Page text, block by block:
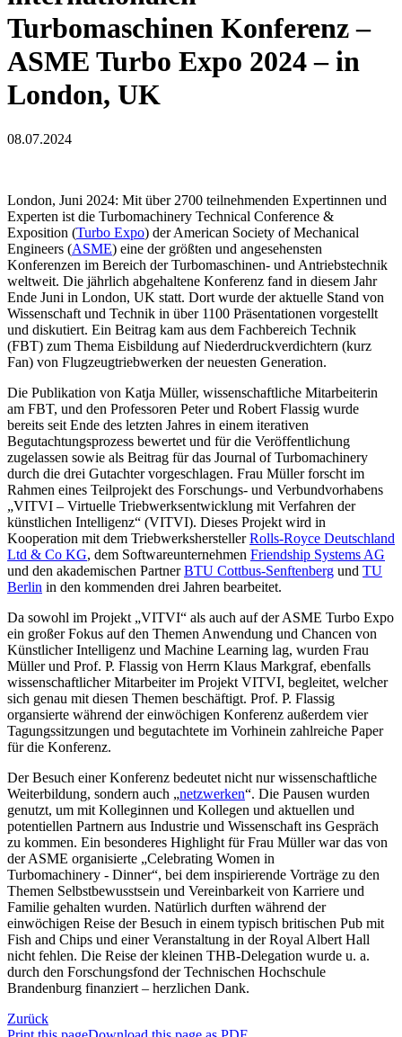
Turbomaschinen Konferenz –
ASME Turbo Expo 2024 – in
London, UK
08.07.2024
London, Juni 2024: Mit über 2700 teilnehmenden Expertinnen und
Experten ist die Turbomachinery Technical Conference &
Exposition (Turbo Expo) der American Society of Mechanical
Engineers (ASME) eine der größten und angesehensten
Konferenzen im Bereich der Turbomaschinen- und Antriebstechnik
weltweit. Die jährlich abgehaltene Konferenz fand in diesem Jahr
Ende Juni in London, UK statt. Dort wurde der aktuelle Stand von
Wissenschaft und Technik in über 1100 Präsentationen vorgestellt
und diskutiert. Ein Beitrag kam aus dem Fachbereich Technik
(FBT) zum Thema Eisbildung auf Niederdruckverdichtern (kurz
Fan) von Flugzeugtriebwerken der neuesten Generation.
Die Publikation von Katja Müller, wissenschaftliche Mitarbeiterin
am FBT, und den Professoren Peter und Robert Flassig wurde
bereits seit Ende des letzten Jahres in einem iterativen
Begutachtungsprozess bewertet und für die Veröffentlichung
zugelassen sowie als Beitrag für das Journal of Turbomachinery
durch die drei Gutachter vorgeschlagen. Frau Müller forscht im
Rahmen eines Teilprojekt des Forschungs- und Verbundvorhabens
„VITVI – Virtuelle Triebwerksentwicklung mit Verfahren der
künstlichen Intelligenz“ (VITVI). Dieses Projekt wird in
Kooperation mit dem TriebwerksherstellerRolls-Royce Deutschland
Ltd & Co KG, dem Softwareunternehmen Friendship Systems AG
und den akademischen PartnerBTU Cottbus-Senftenberg und TU
Berlin in den kommenden drei Jahren bearbeitet.
Da sowohl im Projekt „VITVI“ als auch auf der ASME Turbo Expo
ein großer Fokus auf den Themen Anwendung und Chancen von
Künstlicher Intelligenz und Machine Learning lag, wurden Frau
Müller und Prof. P. Flassig von Herrn Klaus Markgraf, ebenfalls
wissenschaftlicher Mitarbeiter im Projekt VITVI, begleitet, welcher
sich genau mit diesen Themen beschäftigt. Prof. P. Flassig
organsierte während der einwöchigen Konferenz außerdem vier
Tagungssitzungen und begutachtete im Vorhinein zahlreiche Paper
für die Konferenz.
Der Besuch einer Konferenz bedeutet nicht nur wissenschaftliche
Weiterbildung, sondern auch „netzwerken“. Die Pausen wurden
genutzt, um mit Kolleginnen und Kollegen und aktuellen und
potentiellen Partnern aus Industrie und Wissenschaft ins Gespräch
zu kommen. Ein besonderes Highlight für Frau Müller war das von
der ASME organisierte „Celebrating Women in
Turbomachinery - Dinner“, bei dem inspirierende Vorträge zu den
Themen Selbstbewusstsein und Vereinbarkeit von Karriere und
Familie gehalten wurden. Natürlich durften während der
einwöchigen Reise der Besuch in einem typisch britischen Pub mit
Fish and Chips und einer Veranstaltung in der Royal Albert Hall
nicht fehlen. Die Reise der kleinen THB-Delegation wurde u. a.
durch den Forschungsfond der Technischen Hochschule
Brandenburg finanziert – herzlichen Dank.
Zurück